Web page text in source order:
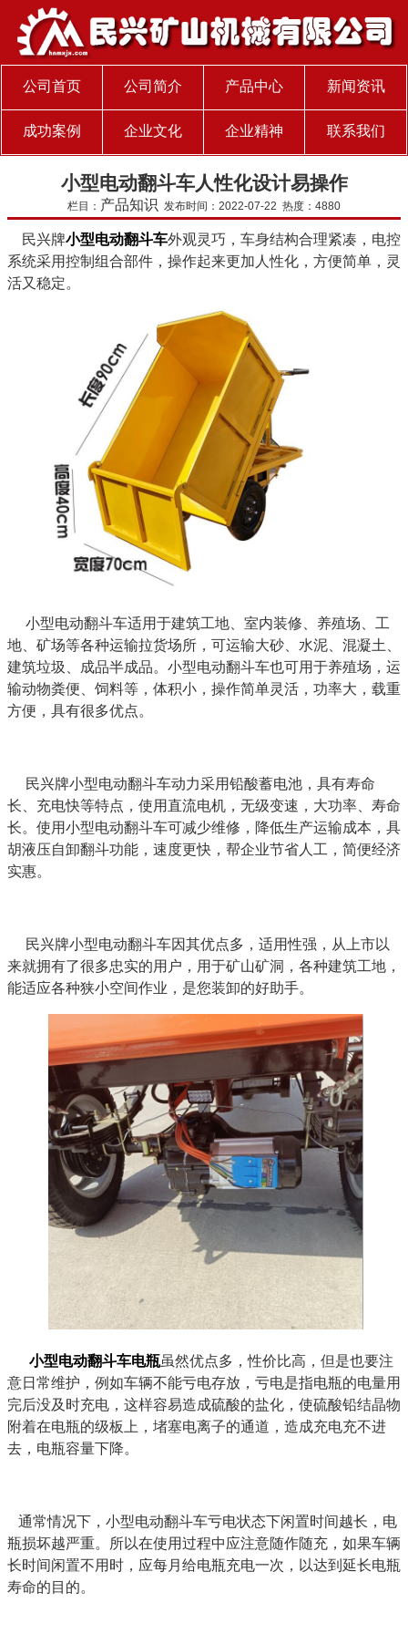
公司首页 公司简介 产品中心 新闻资讯
成功案例 企业文化 企业精神 联系我们
小型电动翻斗车人性化设计易操作
栏目： 产品知识 发布时间：2022-07-22 热度：4880
民兴牌小型电动翻斗车外观灵巧，车身结构合理紧凑，电控
系统采用控制组合部件，操作起来更加人性化，方便简单，灵
活又稳定。
小型电动翻斗车适用于建筑工地、室内装修、养殖场、工
地、矿场等各种运输拉货场所，可运输大砂、水泥、混凝土、
建筑垃圾、成品半成品。小型电动翻斗车也可用于养殖场，运
输动物粪便、饲料等，体积小，操作简单灵活，功率大，载重
方便，具有很多优点。
民兴牌小型电动翻斗车动力采用铅酸蓄电池，具有寿命
长、充电快等特点，使用直流电机，无级变速，大功率、寿命
长。使用小型电动翻斗车可减少维修，降低生产运输成本，具
胡液压自卸翻斗功能，速度更快，帮企业节省人工，简便经济
实惠。
民兴牌小型电动翻斗车因其优点多，适用性强，从上市以
来就拥有了很多忠实的用户，用于矿山矿洞，各种建筑工地，
能适应各种狭小空间作业，是您装卸的好助手。
小型电动翻斗车电瓶虽然优点多，性价比高，但是也要注
意日常维护，例如车辆不能亏电存放，亏电是指电瓶的电量用
完后没及时充电，这样容易造成硫酸的盐化，使硫酸铅结晶物
附着在电瓶的级板上，堵塞电离子的通道，造成充电充不进
去，电瓶容量下降。
通常情况下，小型电动翻斗车亏电状态下闲置时间越长，电
瓶损坏越严重。所以在使用过程中应注意随作随充，如果车辆
长时间闲置不用时，应每月给电瓶充电一次，以达到延长电瓶
寿命的目的。